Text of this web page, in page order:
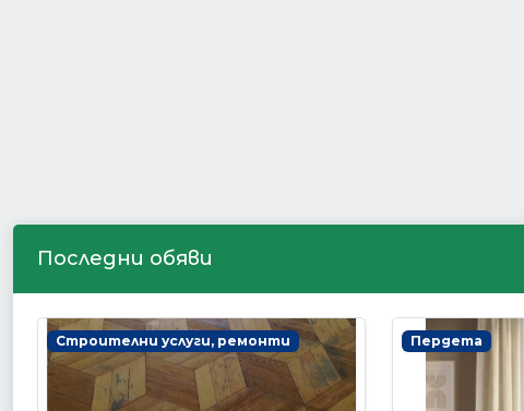
Последни обяви
Интериорни врати Интериорни